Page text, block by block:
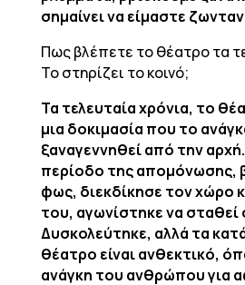
σημαίνει να είμαστε
Πως βλέπετε το θέατρο τα
Το στηρίζει το κοινό;
Τα τελευταία χρόνια, το
μια δοκιμασία που το
ξαναγεννηθεί από την
περίοδο της απομόνωσης,
φως, διεκδίκησε τον χώρο
του, αγωνίστηκε να
Δυσκολεύτηκε, αλλά τα
θέατρο είναι ανθεκτικό,
ανάγκη του ανθρώπου για